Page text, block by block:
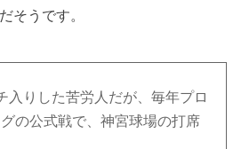
そうです。
入りした苦労人だが、毎年プロ
の公式戦で、神宮球場の打席